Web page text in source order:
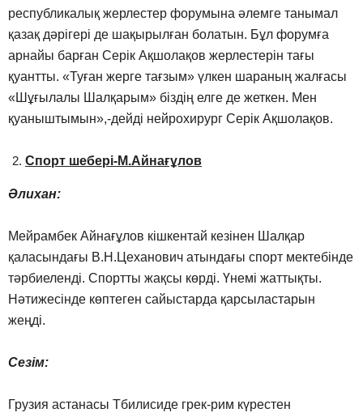
республикалық жерлестер форумына әлемге танымал
қазақ дәрігері де шақырылған болатын. Бұл форумға
арнайы барған Серік Ақшолақов жерлестерін тағы
қуантты. «Туған жерге тағзым» үлкен шараның жалғасы
«Шұғылалы Шалқарым» біздің елге де жеткен. Мен
қуаныштымын»,-дейді нейрохирург Серік Ақшолақов.
Спорт шебері-М.Айнағұлов
Әлихан:
Мейрамбек Айнағұлов кішкентай кезінен Шалқар
қаласындағы В.Н.Цеханович атындағы спорт мектебінде
тәрбиеленді. Спортты жақсы көрді. Үнемі жаттықты.
Нәтижесінде көптеген сайыстарда қарсыластарын
жеңді.
Сезім:
Грузия астанасы Тбилисиде грек-рим күрестен